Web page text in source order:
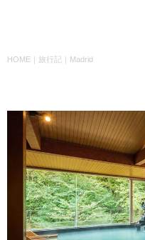
HOME ｜ 旅行記 ｜ Madrid